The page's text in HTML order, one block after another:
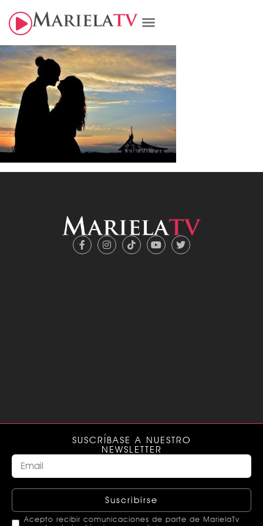
SUSCRÍBASE A NUESTRO
NEWSLETTER
Suscribirse
Acepto recibir comunicaciones de parte de MarielaTv